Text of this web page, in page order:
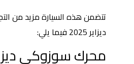
تتضمن هذه السيارة مزيد من
ديزاير 2025 فيما يلي:
محرك سوزوكي